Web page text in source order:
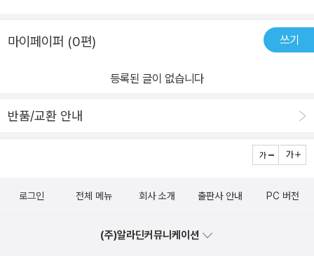
마이페이퍼 (0편) 쓰기
등록된 글이 없습니다
반품/교환 안내
로그인 전체 메뉴 회사 소개 출판사 안내 PC 버전
(주)알라딘커뮤니케이션